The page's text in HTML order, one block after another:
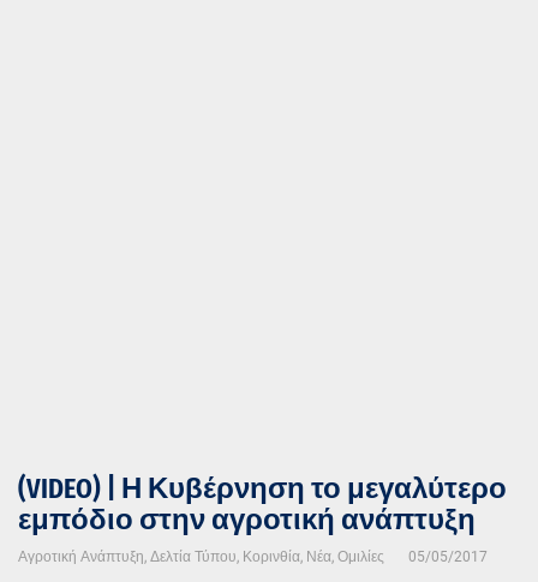
(VIDEO) | Η Κυβέρνηση το μεγαλύτερο
εμπόδιο στην αγροτική ανάπτυξη
Αγροτική Ανάπτυξη, Δελτία Τύπου, Κορινθία, Νέα, Ομιλίες 05/05/2017